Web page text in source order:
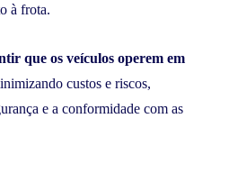
à frota.
que os veículos operem em
custos e riscos,
e a conformidade com as